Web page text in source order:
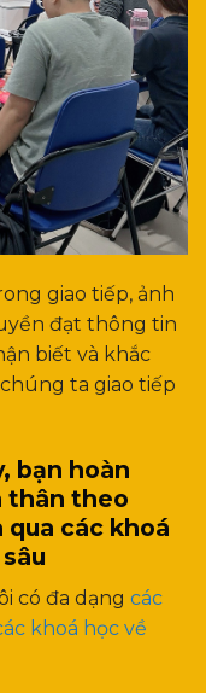
giao tiếp, ảnh
đạt thông tin
biết và khắc
ta giao tiếp
bạn hoàn
thân theo
các khoá
có đa dạng các
khoá học về